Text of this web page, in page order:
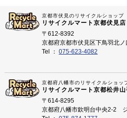
京都市伏見のリサイクルショップ
リサイクルマート京都伏見店
〒612-8392
京都府京都市伏見区下鳥羽北
Tel ： 075-623-4082
京都府八幡市のリサイクルショッ
リサイクルマート京都松井山
〒614-8295
京都府八幡市欽明台中央2-2